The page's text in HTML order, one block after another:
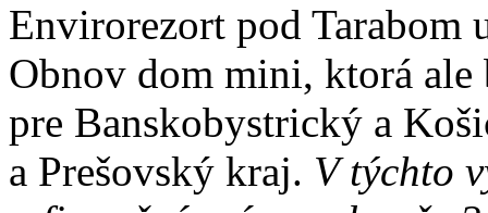
Envirorezort pod
Obnov dom mini, ktorá ale
pre Banskobystrický a
a Prešovský kraj. V týchto